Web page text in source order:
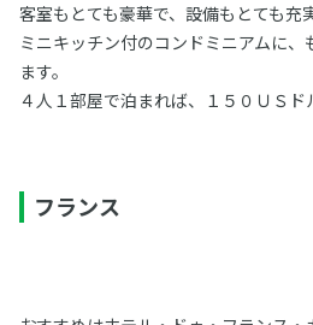
客室もとても豪華で、設備もとても充実
ミニキッチン付のコンドミニアムに
ます。
４人１部屋で泊まれば、１５０ＵＳド
フランス